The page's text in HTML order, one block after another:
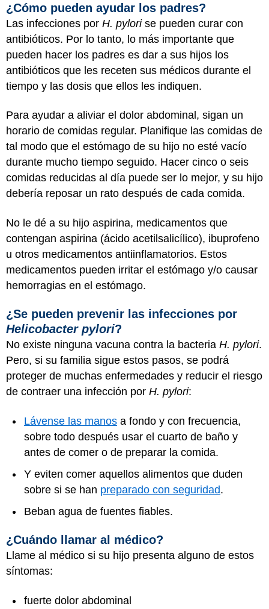
¿Cómo pueden ayudar los padres?
Las infecciones por H. pylorise pueden curar con
antibióticos. Por lo tanto, lo más importante que
pueden hacer los padres es dar a sus hijos los
antibióticos que les receten sus médicos durante el
tiempo y las dosis que ellos les indiquen.
Para ayudar a aliviar el dolor abdominal, sigan un
horario de comidas regular. Planifique las comidas de
tal modo que el estómago de su hijo no esté vacío
durante mucho tiempo seguido. Hacer cinco o seis
comidas reducidas al día puede ser lo mejor, y su hijo
debería reposar un rato después de cada comida.
No le dé a su hijo aspirina, medicamentos que
contengan aspirina (ácido acetilsalicílico), ibuprofeno
u otros medicamentos antiinflamatorios. Estos
medicamentos pueden irritar el estómago y/o causar
hemorragias en el estómago.
¿Se pueden prevenir las infecciones por
Helicobacter pylori?
No existe ninguna vacuna contra la bacteria H. pylori.
Pero, si su familia sigue estos pasos, se podrá
proteger de muchas enfermedades y reducir el riesgo
de contraer una infección por H. pylori:
Lávense las manos a fondo y con frecuencia,
sobre todo después usar el cuarto de baño y
antes de comer o de preparar la comida.
Y eviten comer aquellos alimentos que duden
sobre si se han preparado con seguridad.
Beban agua de fuentes fiables.
¿Cuándo llamar al médico?
Llame al médico si su hijo presenta alguno de estos
síntomas:
fuerte dolor abdominal